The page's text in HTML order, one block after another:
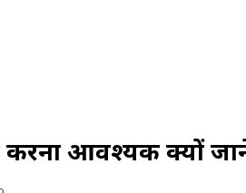
करना आवश्यक क्यों